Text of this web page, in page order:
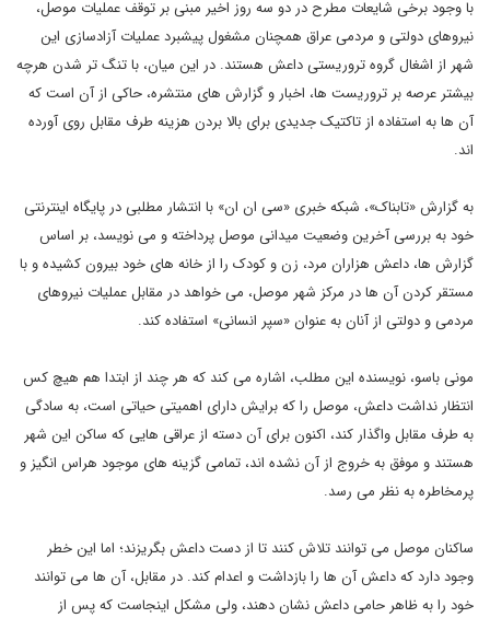
با وجود برخی شایعات مطرح در دو سه روز اخیر مبنی بر توقف عملیات موصل،
نیروهای دولتی و مردمی عراق همچنان مشغول پیشبرد عملیات آزادسازی این
شهر از اشغال گروه تروریستی داعش هستند. در این میان، با تنگ تر شدن هرچه
بیشتر عرصه بر تروریست ها، اخبار و گزارش های منتشره، حاکی از آن است که
آن ها به استفاده از تاکتیک جدیدی برای بالا بردن هزینه طرف مقابل روی آورده
اند.
به گزارش «تابناک»، شبکه خبری «سی ان ان» با انتشار مطلبی در پایگاه اینترنتی
خود به بررسی آخرین وضعیت میدانی موصل پرداخته و می نویسد، بر اساس
گزارش ها، داعش هزاران مرد، زن و کودک را از خانه های خود بیرون کشیده و با
مستقر کردن آن ها در مرکز شهر موصل، می خواهد در مقابل عملیات نیروهای
مردمی و دولتی از آنان به عنوان «سپر انسانی» استفاده کند.
مونی باسو، نویسنده این مطلب، اشاره می کند که هر چند از ابتدا هم هیچ کس
انتظار نداشت داعش، موصل را که برایش دارای اهمیتی حیاتی است، به سادگی
به طرف مقابل واگذار کند، اکنون برای آن دسته از عراقی هایی که ساکن این شهر
هستند و موفق به خروج از آن نشده اند، تمامی گزینه های موجود هراس انگیز و
پرمخاطره به نظر می رسد.
ساکنان موصل می توانند تلاش کنند تا از دست داعش بگریزند؛ اما این خطر
وجود دارد که داعش آن ها را بازداشت و اعدام کند. در مقابل، آن ها می توانند
خود را به ظاهر حامی داعش نشان دهند، ولی مشکل اینجاست که پس از